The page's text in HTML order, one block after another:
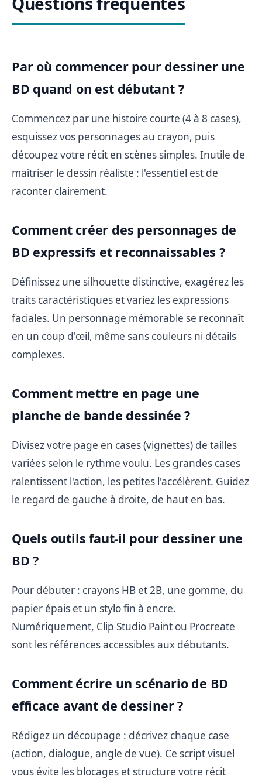
Par où commencer pour dessiner une
BD quand on est débutant ?
Commencez par une histoire courte (4 à 8 cases),
esquissez vos personnages au crayon, puis
découpez votre récit en scènes simples. Inutile de
maîtriser le dessin réaliste : l'essentiel est de
raconter clairement.
Comment créer des personnages de
BD expressifs et reconnaissables ?
Définissez une silhouette distinctive, exagérez les
traits caractéristiques et variez les expressions
faciales. Un personnage mémorable se reconnaît
en un coup d'œil, même sans couleurs ni détails
complexes.
Comment mettre en page une
planche de bande dessinée ?
Divisez votre page en cases (vignettes) de tailles
variées selon le rythme voulu. Les grandes cases
ralentissent l'action, les petites l'accélèrent. Guidez
le regard de gauche à droite, de haut en bas.
Quels outils faut-il pour dessiner une
BD ?
Pour débuter : crayons HB et 2B, une gomme, du
papier épais et un stylo fin à encre.
Numériquement, Clip Studio Paint ou Procreate
sont les références accessibles aux débutants.
Comment écrire un scénario de BD
efficace avant de dessiner ?
Rédigez un découpage : décrivez chaque case
(action, dialogue, angle de vue). Ce script visuel
vous évite les blocages et structure votre récit